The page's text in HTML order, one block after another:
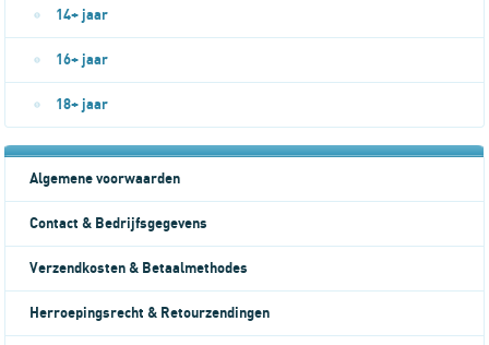
14+ jaar
16+ jaar
18+ jaar
Algemene voorwaarden
Contact & Bedrijfsgegevens
Verzendkosten & Betaalmethodes
Herroepingsrecht & Retourzendingen